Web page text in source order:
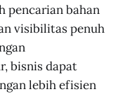
pencarian bahan
visibilitas penuh
bisnis dapat
lebih efisien